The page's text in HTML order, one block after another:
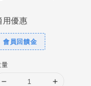
用優惠
會員回饋金